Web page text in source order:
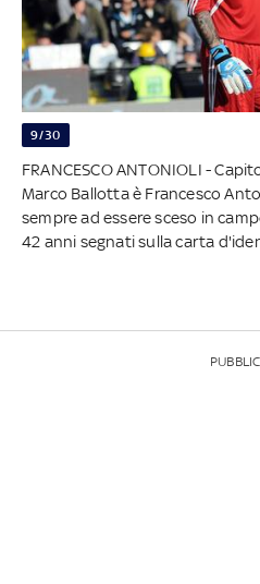
9/30
FRANCESCO ANTONIOLI -
Marco Ballotta è Francesco
sempre ad essere sceso in
42 anni segnati sulla carta